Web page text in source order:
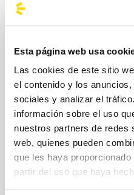
Esta página web usa
Las cookies de este sitio
el contenido y los
sociales y analizar el
información sobre el uso
nuestros partners de redes
web, quienes pueden
que les haya
partir del uso que haya
#Busforfun
Imágenes